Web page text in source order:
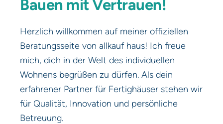
Bauen mit Vertrauen!
Herzlich willkommen auf meiner offiziellen
Beratungsseite von allkauf haus! Ich freue
mich, dich in der Welt des individuellen
Wohnens begrüßen zu dürfen. Als dein
erfahrener Partner für Fertighäuser stehen wir
für Qualität, Innovation und persönliche
Betreuung.